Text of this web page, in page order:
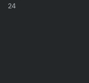
24